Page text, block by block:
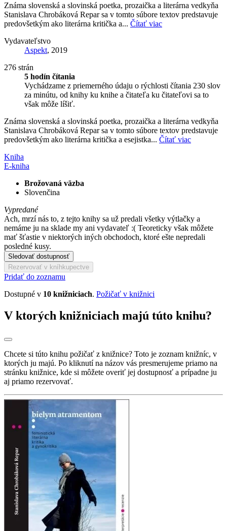
Známa slovenská a slovinská poetka, prozaička a literárna vedkyňa
Stanislava Chrobáková Repar sa v tomto súbore textov predstavuje
predovšetkým ako literárna kritička a... Čítať viac
Vydavateľstvo
Aspekt, 2019
276 strán
5 hodín čítania
Vychádzame z priemerného údaju o rýchlosti čítania 230 slov
za minútu, od knihy ku knihe a čitateľa ku čitateľovi sa to
však môže líšiť.
Známa slovenská a slovinská poetka, prozaička a literárna vedkyňa
Stanislava Chrobáková Repar sa v tomto súbore textov predstavuje
predovšetkým ako literárna kritička a esejistka... Čítať viac
Kniha
E-kniha
Brožovaná väzba
Slovenčina
Vypredané
Ach, mrzí nás to, z tejto knihy sa už predali všetky výtlačky a
nemáme ju na sklade my ani vydavateľ :( Teoreticky však môžete
mať šťastie v niektorých iných obchodoch, ktoré ešte nepredali
posledné kusy.
Sledovať dostupnosť
Rezervovať v kníhkupectve
Pridať do zoznamu
Dostupné v 10 knižniciach. Požičať v knižnici
V ktorých knižniciach majú túto knihu?
Chcete si túto knihu požičať z knižnice? Toto je zoznam knižníc, v
ktorých ju majú. Po kliknutí na názov vás presmerujeme priamo na
stránku knižnice, kde si môžete overiť jej dostupnosť a prípadne ju
aj priamo rezervovať.